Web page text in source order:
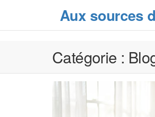
Aux sources
Catégorie :